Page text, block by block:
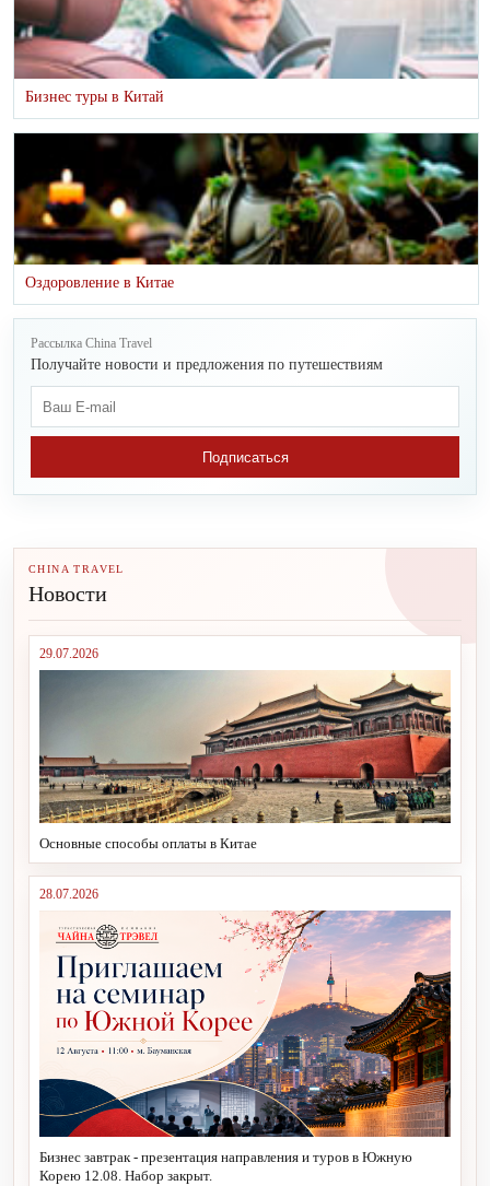
Бизнес туры в Китай
Оздоровление в Китае
Рассылка China Travel
Получайте новости и предложения по путешествиям
Подписаться
CHINA TRAVEL
Новости
29.07.2026
Основные способы оплаты в Китае
28.07.2026
Бизнес завтрак - презентация направления и туров в Южную
Корею 12.08. Набор закрыт.